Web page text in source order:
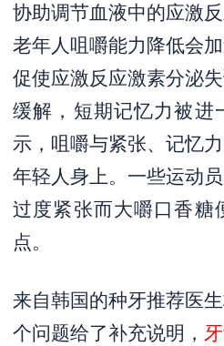
协助调节血液中的应激
老年人咀嚼能力降低会
促使应激反应激素分泌
缓解，短期记忆力被进
示，咀嚼与紧张、记忆
年轻人身上。一些运动
过度紧张而大嚼口香糖
点。
来自韩国的种牙推荐医
个问题给了补充说明，